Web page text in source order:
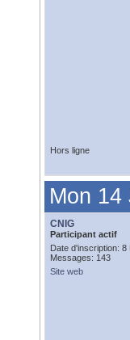
Hors ligne
Mon 14
CNIG
Participant actif
Date d'inscription: 8
Messages: 143
Site web